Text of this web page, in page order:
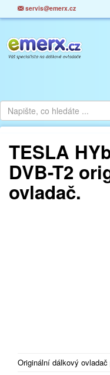
servis@emerx.cz
TESLA
DVB-T2
ovladač.
Originální dálkový ovladač